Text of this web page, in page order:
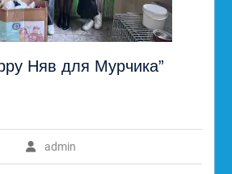
Няв для Мурчика”
admin